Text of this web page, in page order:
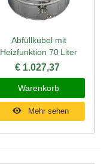
Abfüllkübel mit
Heizfunktion 70 Liter
€ 1.027,37
Warenkorb
Mehr sehen